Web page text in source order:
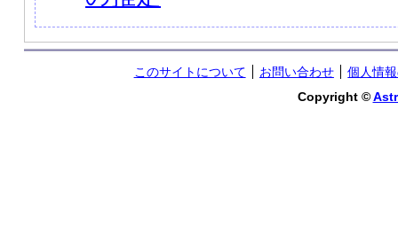
このサイトについて お問い合わせ
個人情
Copyright ©